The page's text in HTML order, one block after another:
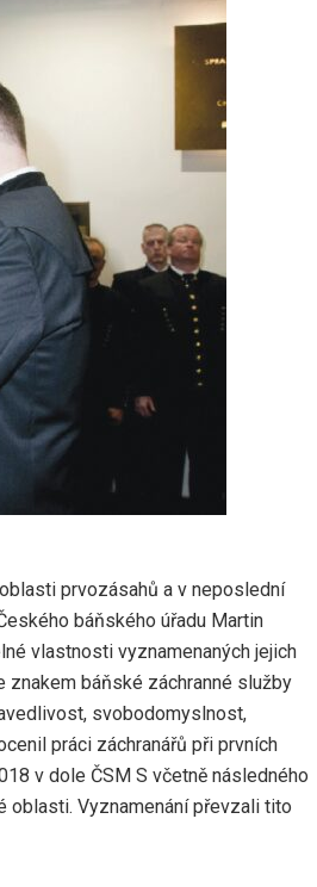
prvozásahů a v neposlední
báňského úřadu Martin
vlastnosti vyznamenaných jejich
báňské záchranné služby
svobodomyslnost,
práci záchranářů při prvních
v dole ČSM S včetně následného
oblasti. Vyznamenání převzali tito